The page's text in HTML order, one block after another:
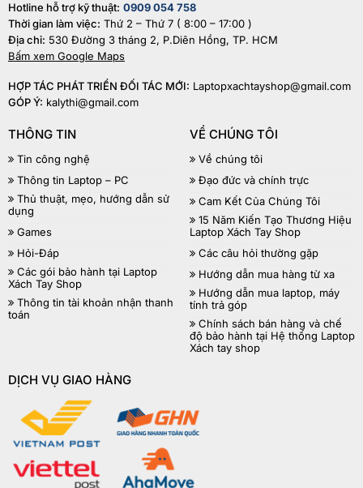
Hotline hỗ trợ kỹ thuật: 0909 054 758
Thời gian làm việc: Thứ 2 – Thứ 7 ( 8:00 – 17:00 )
Địa chỉ: 530 Đường 3 tháng 2, P.Diên Hồng, TP. HCM
Bấm xem Google Maps
HỢP TÁC PHÁT TRIỂN ĐỐI TÁC MỚI: Laptopxachtayshop@gmail.com
GÓP Ý: kalythi@gmail.com
THÔNG TIN
Tin công nghệ
Thông tin Laptop – PC
Thủ thuật, mẹo, hướng dẫn sử
dụng
Games
Hỏi-Đáp
Các gói bảo hành tại Laptop
Xách Tay Shop
Thông tin tài khoản nhận thanh
toán
VỀ CHÚNG TÔI
Về chúng tôi
Đạo đức và chính trực
Cam Kết Của Chúng Tôi
15 Năm Kiến Tạo Thương Hiệu
Laptop Xách Tay Shop
Các câu hỏi thường gặp
Hướng dẫn mua hàng từ xa
Hướng dẫn mua laptop, máy
tính trả góp
Chính sách bán hàng và chế
độ bảo hành tại Hệ thống Laptop
Xách tay shop
DỊCH VỤ GIAO HÀNG